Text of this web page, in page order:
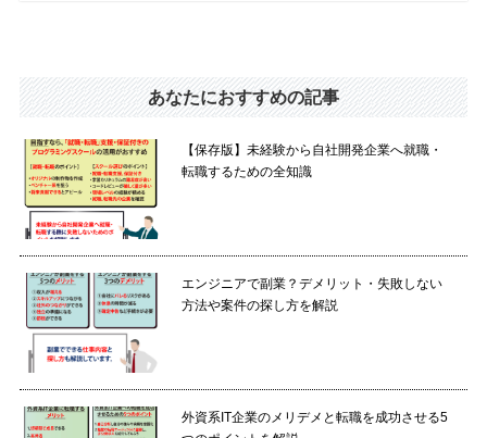
あなたにおすすめの記事
【保存版】未経験から自社開発企業へ就職・
転職するための全知識
エンジニアで副業？デメリット・失敗しない
方法や案件の探し方を解説
外資系IT企業のメリデメと転職を成功させる5